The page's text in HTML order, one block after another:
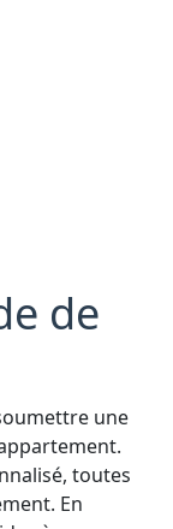
de
une
toutes
En